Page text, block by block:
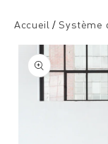
Accueil Système
l'information
sur le
produit